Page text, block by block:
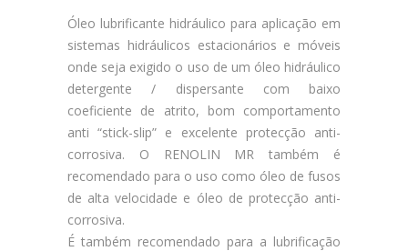
Óleo lubrificante hidráulico para aplicação em
sistemas hidráulicos estacionários e móveis
onde seja exigido o uso de um óleo hidráulico
detergente / dispersante com baixo
coeficiente de atrito, bom comportamento
anti “stick-slip” e excelente protecção anti-
corrosiva. O RENOLIN MR também é
recomendado para o uso como óleo de fusos
de alta velocidade e óleo de protecção anti-
corrosiva.
É também recomendado para a lubrificação